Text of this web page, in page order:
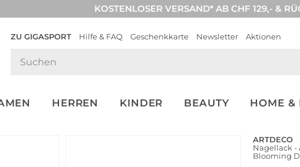
KOSTENLOSER VERSAND* AB CHF 129,- &
ZU GIGASPORT Hilfe & FAQ Geschenkkarte Newsletter Aktionen
HERREN KINDER BEAUTY HOME &
ARTDECO
Nagellack -
Blooming